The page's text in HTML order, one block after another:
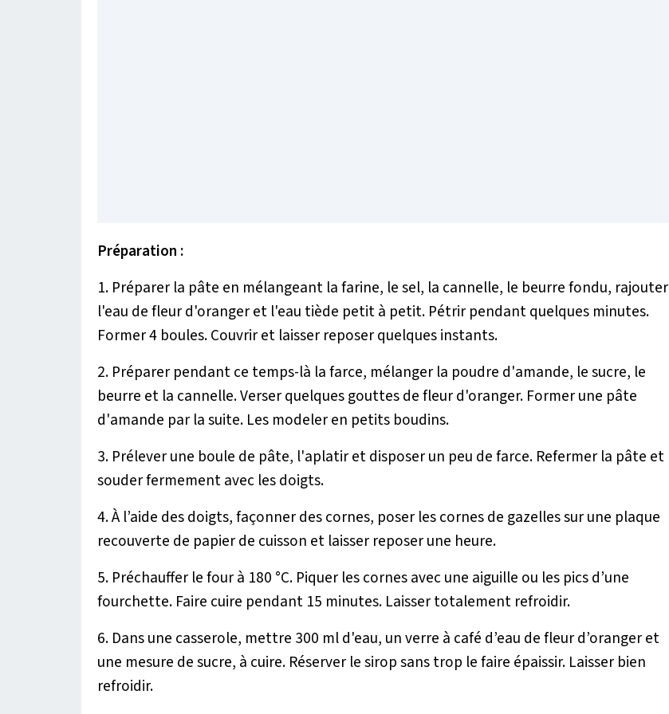
Préparation :
1. Préparer la pâte en mélangeant la farine, le sel, la cannelle, le beurre fondu, rajouter
l'eau de fleur d'oranger et l'eau tiède petit à petit. Pétrir pendant quelques minutes.
Former 4 boules. Couvrir et laisser reposer quelques instants.
2. Préparer pendant ce temps-là la farce, mélanger la poudre d'amande, le sucre, le
beurre et la cannelle. Verser quelques gouttes de fleur d'oranger. Former une pâte
d'amande par la suite. Les modeler en petits boudins.
3. Prélever une boule de pâte, l'aplatir et disposer un peu de farce. Refermer la pâte et
souder fermement avec les doigts.
4. À l’aide des doigts, façonner des cornes, poser les cornes de gazelles sur une plaque
recouverte de papier de cuisson et laisser reposer une heure.
5. Préchauffer le four à 180 °C. Piquer les cornes avec une aiguille ou les pics d’une
fourchette. Faire cuire pendant 15 minutes. Laisser totalement refroidir.
6. Dans une casserole, mettre 300 ml d'eau, un verre à café d’eau de fleur d’oranger et
une mesure de sucre, à cuire. Réserver le sirop sans trop le faire épaissir. Laisser bien
refroidir.